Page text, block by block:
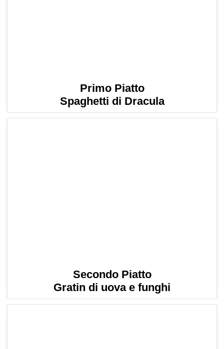
Primo Piatto
Spaghetti di Dracula
Secondo Piatto
Gratin di uova e funghi